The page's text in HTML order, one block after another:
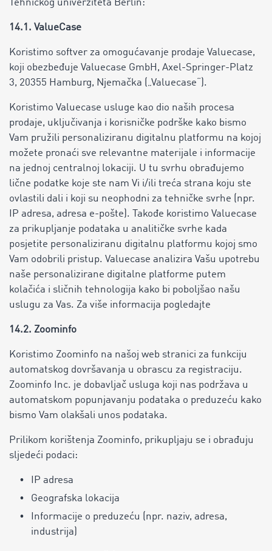
Tehničkog univerziteta Berlin:
14.1. ValueCase
Koristimo softver za omogućavanje prodaje Valuecase,
koji obezbeđuje Valuecase GmbH, Axel-Springer-Platz
3, 20355 Hamburg, Njemačka („Valuecase“).
Koristimo Valuecase usluge kao dio naših procesa
prodaje, uključivanja i korisničke podrške kako bismo
Vam pružili personaliziranu digitalnu platformu na kojoj
možete pronaći sve relevantne materijale i informacije
na jednoj centralnoj lokaciji. U tu svrhu obrađujemo
lične podatke koje ste nam Vi i/ili treća strana koju ste
ovlastili dali i koji su neophodni za tehničke svrhe (npr.
IP adresa, adresa e-pošte). Takođe koristimo Valuecase
za prikupljanje podataka u analitičke svrhe kada
posjetite personaliziranu digitalnu platformu kojoj smo
Vam odobrili pristup. Valuecase analizira Vašu upotrebu
naše personalizirane digitalne platforme putem
kolačića i sličnih tehnologija kako bi poboljšao našu
uslugu za Vas. Za više informacija pogledajte
14.2. Zoominfo
Koristimo Zoominfo na našoj web stranici za funkciju
automatskog dovršavanja u obrascu za registraciju.
Zoominfo Inc. je dobavljač usluga koji nas podržava u
automatskom popunjavanju podataka o preduzeću kako
bismo Vam olakšali unos podataka.
Prilikom korištenja Zoominfo, prikupljaju se i obrađuju
sljedeći podaci:
IP adresa
Geografska lokacija
Informacije o preduzeću (npr. naziv, adresa,
industrija)